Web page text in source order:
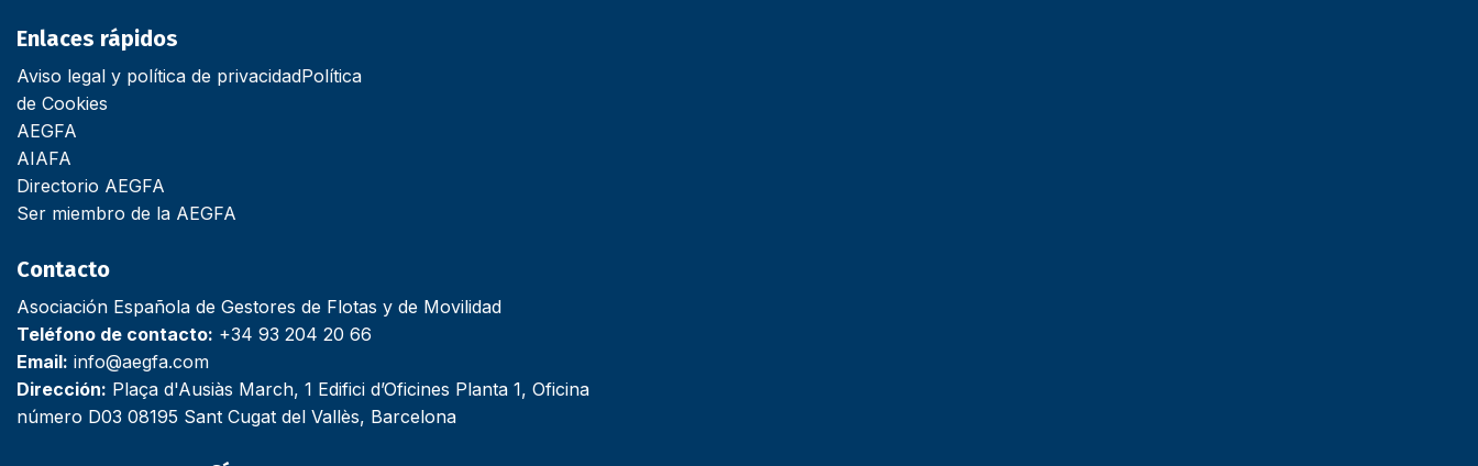
Enlaces rápidos
Aviso legal y política de privacidadPolítica
de Cookies
AEGFA
AIAFA
Directorio AEGFA
Ser miembro de la AEGFA
Contacto
Asociación Española de Gestores de Flotas y de Movilidad
Teléfono de contacto: +34 93 204 20 66
Email: info@aegfa.com
Dirección: Plaça d'Ausiàs March, 1 Edifici d’Oficines Planta 1, Oficina
número D03 08195 Sant Cugat del Vallès, Barcelona